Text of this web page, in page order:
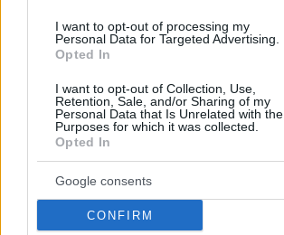
I want to opt-out of processing my
Personal Data for Targeted Advertising.
Opted In
I want to opt-out of Collection, Use,
Retention, Sale, and/or Sharing of my
Personal Data that Is Unrelated with the
Purposes for which it was collected.
Opted In
Google consents
CONFIRM
ΔΙΑΒΑΣΤΕ ΑΚΟΜΑ